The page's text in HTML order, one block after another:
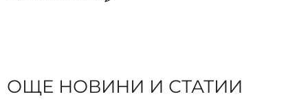
ОЩЕ НОВИНИ И СТАТИИ